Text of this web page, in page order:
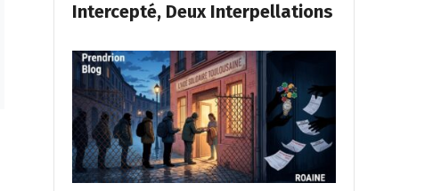
Intercepté, Deux Interpellations